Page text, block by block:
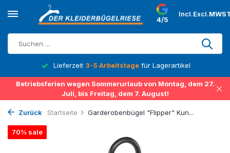
4/5
Incl.Excl.
Lieferzeit 3-5 Arbeitstage für Lagerartikel
Betriebsferien wegen Sommerurlaub von Montag, dem 27.
Juli, bis Freitag, dem 7. August!
Zurück Startseite Garderobenbügel "Flipper" Kun...
70% sale